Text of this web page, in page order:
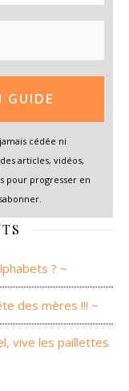
GUIDE
cédée ni
articles, vidéos,
pour progresser en
? ~
des mères !!! ~
vive les paillettes